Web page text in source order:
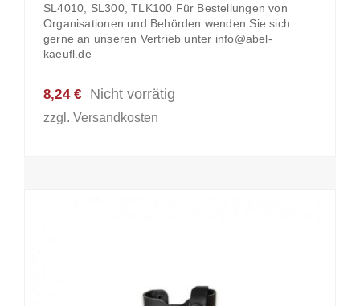
SL4010, SL300, TLK100 Für Bestellungen von
Organisationen und Behörden wenden Sie sich
gerne an unseren Vertrieb unter info@abel-
kaeufl.de
8,24€ Nicht vorrätig
zzgl. Versandkosten